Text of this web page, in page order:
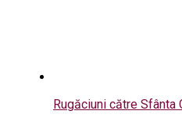
Rugăciuni către Sfânta